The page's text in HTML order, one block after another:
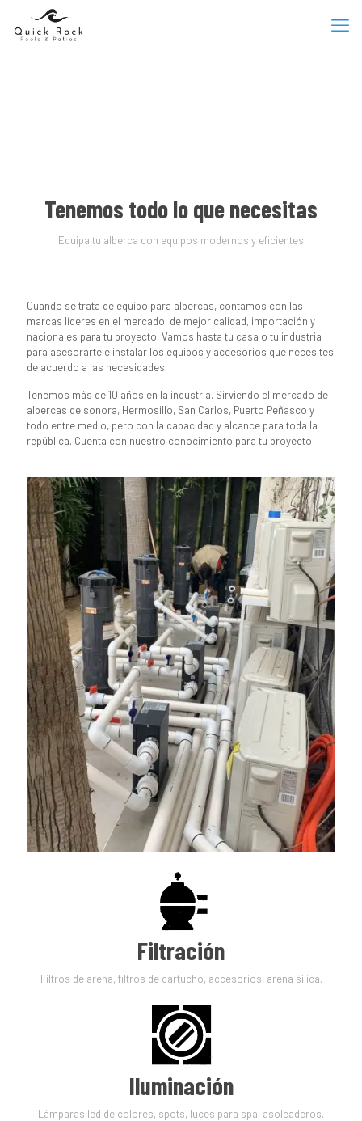
Tenemos todo lo que necesitas
Equipa tu alberca con equipos modernos y eficientes
Cuando se trata de equipo para albercas, contamos con las
marcas líderes en el mercado, de mejor calidad, importación y
nacionales para tu proyecto. Vamos hasta tu casa o tu industria
para asesorarte e instalar los equipos y accesorios que necesites
de acuerdo a las necesidades.
Tenemos más de 10 años en la industria. Sirviendo el mercado de
albercas de sonora, Hermosillo, San Carlos, Puerto Peñasco y
todo entre medio, pero con la capacidad y alcance para toda la
república. Cuenta con nuestro conocimiento para tu proyecto
Filtración
Filtros de arena, filtros de cartucho, accesorios, arena sílica.
Iluminación
Lámparas led de colores, spots, luces para spa, asoleaderos.